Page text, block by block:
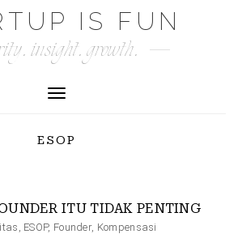
IS FUN
insight. growth.
Toggle Navigation
ESOP
ITU TIDAK PENTING
, ESOP, Founder, Kompensasi